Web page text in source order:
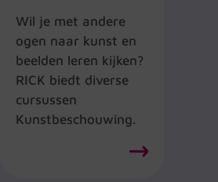
Wil je met andere
ogen naar kunst en
beelden leren kijken?
RICK biedt diverse
cursussen
Kunstbeschouwing.